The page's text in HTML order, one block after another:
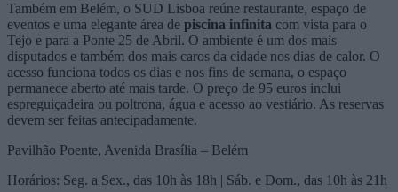
Também em Belém, o SUD Lisboa reúne restaurante, espaço de
eventos e uma elegante área de piscina infinita com vista para o
Tejo e para a Ponte 25 de Abril. O ambiente é um dos mais
disputados e também dos mais caros da cidade nos dias de calor. O
acesso funciona todos os dias e nos fins de semana, o espaço
permanece aberto até mais tarde. O preço de 95 euros inclui
espreguiçadeira ou poltrona, água e acesso ao vestiário. As reservas
devem ser feitas antecipadamente.
Pavilhão Poente, Avenida Brasília – Belém
Horários: Seg. a Sex., das 10h às 18h | Sáb. e Dom., das 10h às 21h